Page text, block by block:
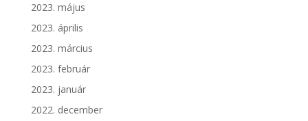
2023. május
2023. április
2023. március
2023. február
2023. január
2022. december